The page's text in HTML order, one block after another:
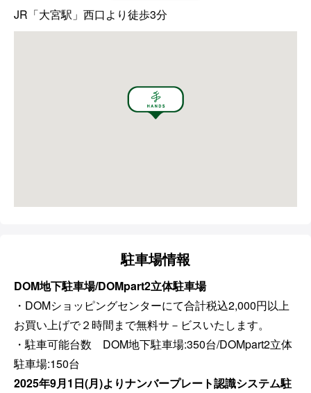
JR「大宮駅」西口より徒歩3分
駐車場情報
DOM地下駐車場/DOMpart2立体駐車場
・DOMショッピングセンターにて合計税込2,000円以上
お買い上げで２時間まで無料サ－ビスいたします。
・駐車可能台数 DOM地下駐車場:350台/DOMpart2立体
駐車場:150台
2025年9月1日(月)よりナンバープレート認識システム駐